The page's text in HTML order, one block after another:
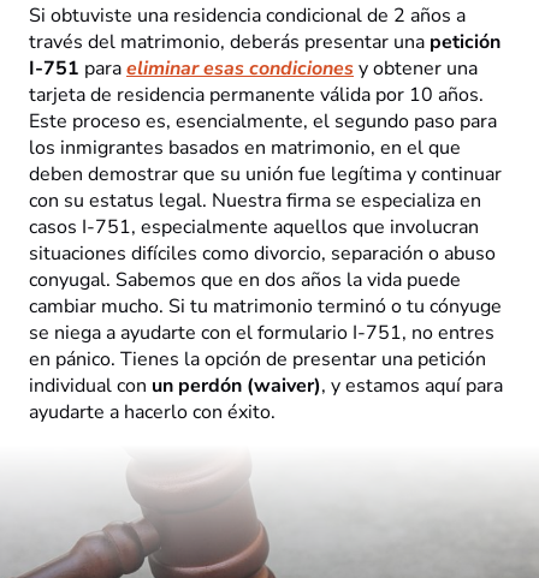
Si obtuviste una residencia condicional de 2 años a
través del matrimonio, deberás presentar una petición
I-751 paraeliminar esas condiciones y obtener una
tarjeta de residencia permanente válida por 10 años.
Este proceso es, esencialmente, el segundo paso para
los inmigrantes basados en matrimonio, en el que
deben demostrar que su unión fue legítima y continuar
con su estatus legal. Nuestra firma se especializa en
casos I-751, especialmente aquellos que involucran
situaciones difíciles como divorcio, separación o abuso
conyugal. Sabemos que en dos años la vida puede
cambiar mucho. Si tu matrimonio terminó o tu cónyuge
se niega a ayudarte con el formulario I-751, no entres
en pánico. Tienes la opción de presentar una petición
individual con un perdón (waiver), y estamos aquí para
ayudarte a hacerlo con éxito.